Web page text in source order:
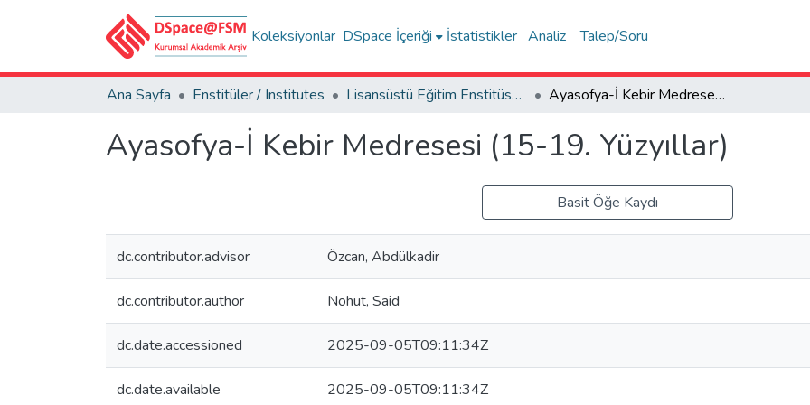
Koleksiyonlar DSpace İçeriği İstatistikler Analiz Talep/Soru
Ana Sayfa Enstitüler / Institutes Lisansüstü Eğitim Enstitüsü Tez Koleksiyonu Ayasofya-İ Kebir Medresesi (15-19. Yüzyıllar)
Ayasofya-İ Kebir Medresesi (15-19. Yüzyıllar)
Basit Öğe Kaydı
dc.contributor.advisor Özcan, Abdülkadir
dc.contributor.author Nohut, Said
dc.date.accessioned 2025-09-05T09:11:34Z
dc.date.available 2025-09-05T09:11:34Z